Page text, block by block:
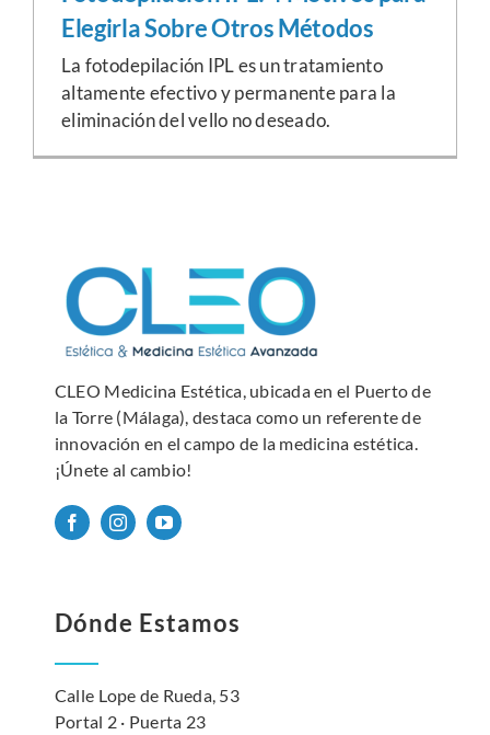
Conócenos
Buscar:
Elegirla Sobre Otros Métodos
La fotodepilación IPL es un tratamiento
altamente efectivo y permanente para la
eliminación del vello no deseado.
CLEO Medicina Estética, ubicada en el Puerto de
la Torre (Málaga), destaca como un referente de
innovación en el campo de la medicina estética.
¡Únete al cambio!
Dónde Estamos
Calle Lope de Rueda, 53
Portal 2 · Puerta 23